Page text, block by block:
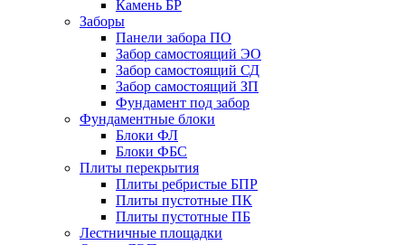
Камень БР
Заборы
Панели забора ПО
Забор самостоящий ЭО
Забор самостоящий СД
Забор самостоящий ЗП
Фyндамент под забор
Фундаментные блоки
Блоки ФЛ
Блоки ФБС
Плиты перекрытия
Плиты ребристые БПР
Плиты пустотные ПК
Плиты пустотные ПБ
Лестничные площадки